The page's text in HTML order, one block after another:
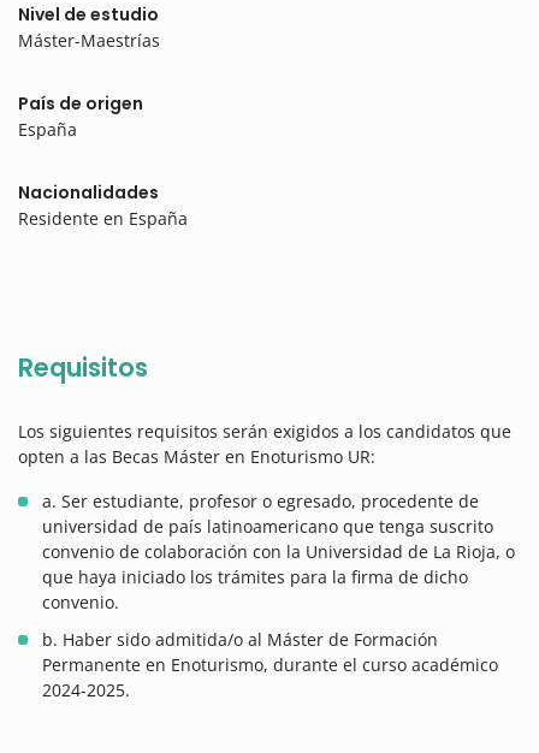
Nivel de estudio
Máster-Maestrías
País de origen
España
Nacionalidades
Residente en España
Requisitos
Los siguientes requisitos serán exigidos a los candidatos que
opten a las Becas Máster en Enoturismo UR:
a. Ser estudiante, profesor o egresado, procedente de
universidad de país latinoamericano que tenga suscrito
convenio de colaboración con la Universidad de La Rioja, o
que haya iniciado los trámites para la firma de dicho
convenio.
b. Haber sido admitida/o al Máster de Formación
Permanente en Enoturismo, durante el curso académico
2024-2025.